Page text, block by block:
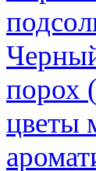
порох
цветы